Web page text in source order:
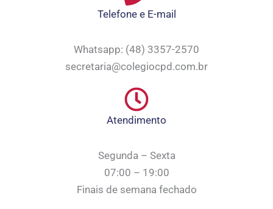
Telefone e E-mail
Whatsapp: (48) 3357-2570
secretaria@colegiocpd.com.br
Atendimento
Segunda – Sexta
07:00 – 19:00
Finais de semana fechado